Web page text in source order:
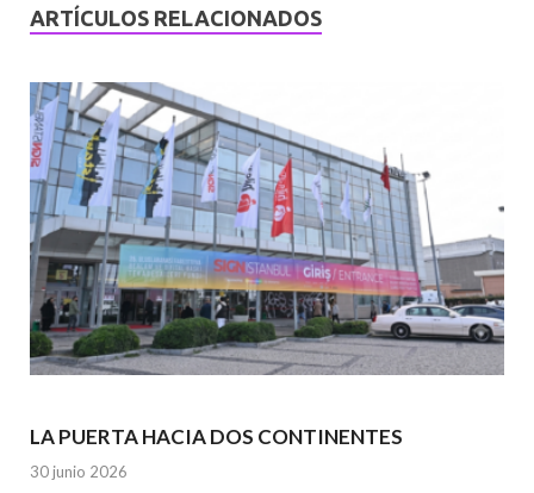
ARTÍCULOS RELACIONADOS
LA PUERTA HACIA DOS CONTINENTES
30 junio 2026